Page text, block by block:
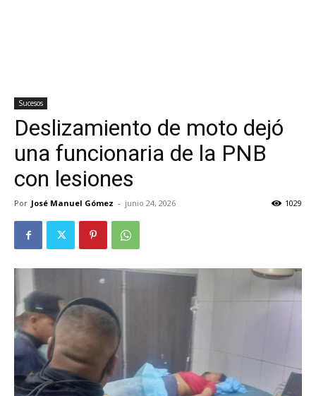
Sucesos
Deslizamiento de moto dejó
una funcionaria de la PNB
con lesiones
Por José Manuel Gómez - junio 24, 2026 1029